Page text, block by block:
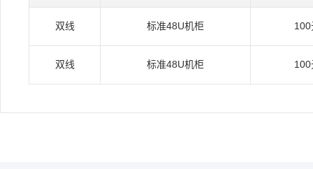
双线 标准48U机柜 100
双线 标准48U机柜 100